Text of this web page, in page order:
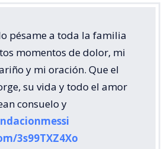
pésame a toda la familia
momentos de dolor, mi
y mi oración. Que el
su vida y todo el amor
consuelo y
3s99TXZ4Xo